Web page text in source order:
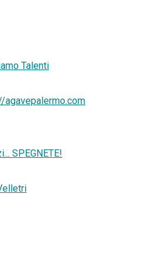
Talenti
agavepalermo.com
SPEGNETE!